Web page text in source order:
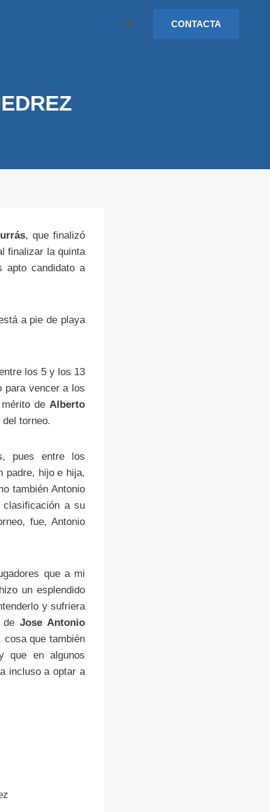
CONTACTA
, que finalizó
finalizar la quinta
apto candidato a
a pie de playa
los 5 y los 13
para vencer a los
de Alberto
torneo.
pues entre los
padre, hijo e hija,
también Antonio
clasificación a su
fue, Antonio
que a mi
un esplendido
y sufriera
deJose Antonio
cosa que también
que en algunos
incluso a optar a